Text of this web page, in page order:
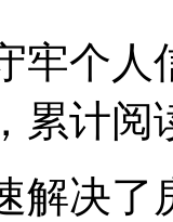
牢个人
累计阅
解决了